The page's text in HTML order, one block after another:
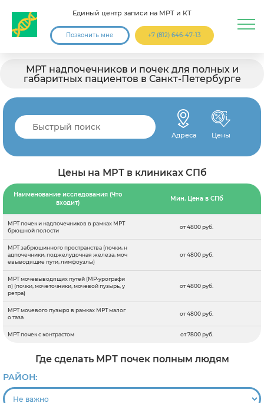
Единый центр записи на МРТ и КТ
Позвонить мне +7 (812) 646-47-13
МРТ надпочечников и почек для полных и
габаритных пациентов в Санкт-Петербурге
Адреса Цены
Цены на МРТ в клиниках СПб
Наименование исследования (Что
входит)
Мин. Цена в СПб
МРТ почек и надпочечников в рамках МРТ
брюшной полости
от 4800 руб.
МРТ забрюшинного пространства (почки, н
адпочечники, поджелудочная железа, моч
евыводящие пути, лимфоузлы)
от 4800 руб.
МРТ мочевыводящих путей (МР-урографи
я) (почки, мочеточники, мочевой пузырь, у
ретра)
от 4800 руб.
МРТ мочевого пузыря в рамках МРТ малог
о таза
от 4800 руб.
МРТ почек с контрастом от 7800 руб.
Где сделать МРТ почек полным людям
РАЙОН: